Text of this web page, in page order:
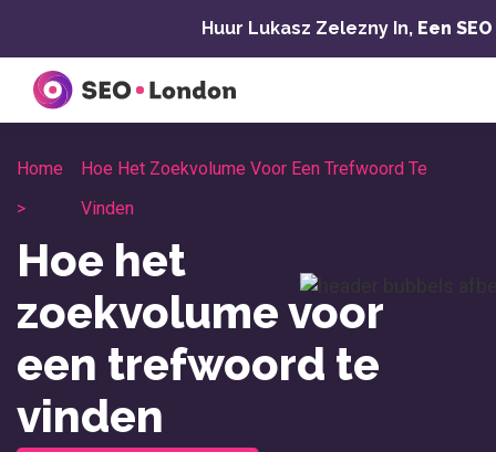
inhoud
Huur Lukasz Zelezny In, Een
Home
>
Hoe Het Zoekvolume Voor Een Trefwoord Te
Vinden
Hoe het
zoekvolume voor
een trefwoord te
vinden